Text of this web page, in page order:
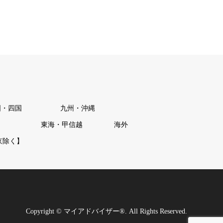
四国 九州・沖縄
東海・甲信越 海外
く】
Copyright © マイアドバイザー® . All Rights Reserved.